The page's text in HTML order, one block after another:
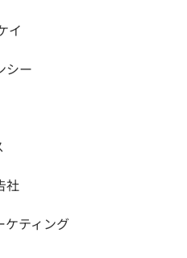
イ
シー
社
ケティング